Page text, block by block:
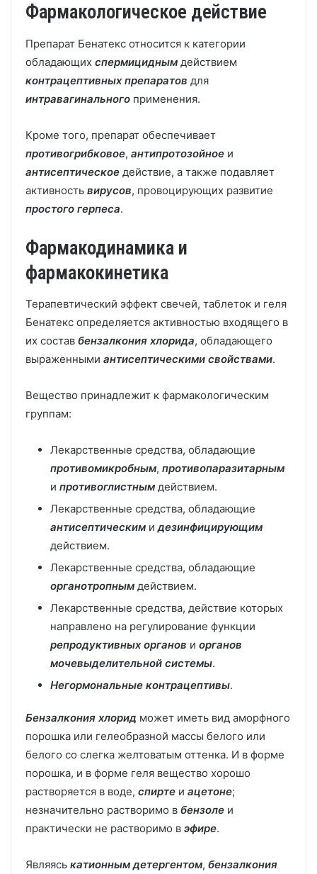
Фармакологическое действие
Препарат Бенатекс относится к категории
обладающих спермицидным действием
контрацептивных препаратов для
интравагинального применения.
Кроме того, препарат обеспечивает
противогрибковое, антипротозойное и
антисептическое действие, а также подавляет
активность вирусов, провоцирующих развитие
простого герпеса.
Фармакодинамика и
фармакокинетика
Терапевтический эффект свечей, таблеток и геля
Бенатекс определяется активностью входящего в
их состав бензалкония хлорида, обладающего
выраженными антисептическими свойствами.
Вещество принадлежит к фармакологическим
группам:
Лекарственные средства, обладающие
противомикробным, противопаразитарным
и противоглистным действием.
Лекарственные средства, обладающие
антисептическим идезинфицирующим
действием.
Лекарственные средства, обладающие
органотропным действием.
Лекарственные средства, действие которых
направлено на регулирование функции
репродуктивных органов и органов
мочевыделительной системы.
Негормональные контрацептивы.
Бензалкония хлорид может иметь вид аморфного
порошка или гелеобразной массы белого или
белого со слегка желтоватым оттенка. И в форме
порошка, и в форме геля вещество хорошо
растворяется в воде, спирте и ацетоне;
незначительно растворимо в бензоле и
практически не растворимо в эфире.
Являясь катионным детергентом, бензалкония